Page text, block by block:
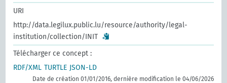
URI
http://data.legilux.public.lu/resource/authority/legal-
institution/collection/INIT
Télécharger ce concept :
RDF/XML TURTLE JSON-LD
Date de création 01/01/2016, dernière modification le 04/06/2026